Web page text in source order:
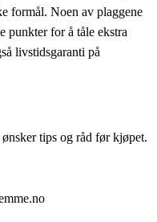
formål. Noen av plaggene
punkter for å tåle ekstra
livstidsgaranti på
tips og råd før kjøpet.